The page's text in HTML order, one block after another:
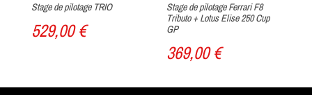
Stage de pilotage TRIO
529,00 €
Stage de pilotage Ferrari F8
Tributo + Lotus Elise 250 Cup
GP
369,00 €